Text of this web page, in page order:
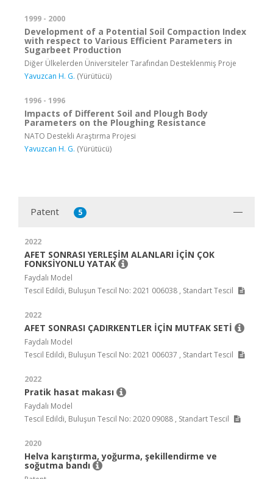
1999 - 2000
Development of a Potential Soil Compaction Index
with respect to Various Efficient Parameters in
Sugarbeet Production
Diğer Ülkelerden Üniversiteler Tarafından Desteklenmiş Proje
Yavuzcan H. G. (Yürütücü)
1996 - 1996
Impacts of Different Soil and Plough Body
Parameters on the Ploughing Resistance
NATO Destekli Araştırma Projesi
Yavuzcan H. G. (Yürütücü)
Patent 5
2022
AFET SONRASI YERLEŞİM ALANLARI İÇİN ÇOK
FONKSİYONLU YATAK
Faydalı Model
Tescil Edildi, Buluşun Tescil No: 2021 006038 , Standart Tescil
2022
AFET SONRASI ÇADIRKENTLER İÇİN MUTFAK SETİ
Faydalı Model
Tescil Edildi, Buluşun Tescil No: 2021 006037 , Standart Tescil
2022
Pratik hasat makası
Faydalı Model
Tescil Edildi, Buluşun Tescil No: 2020 09088 , Standart Tescil
2020
Helva karıştırma, yoğurma, şekillendirme ve
soğutma bandı